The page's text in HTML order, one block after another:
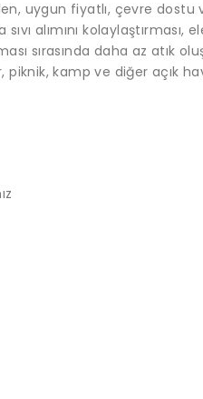
uygun fiyatlı, çevre
alımını
sırasında daha az atık
piknik, kamp ve diğer açık